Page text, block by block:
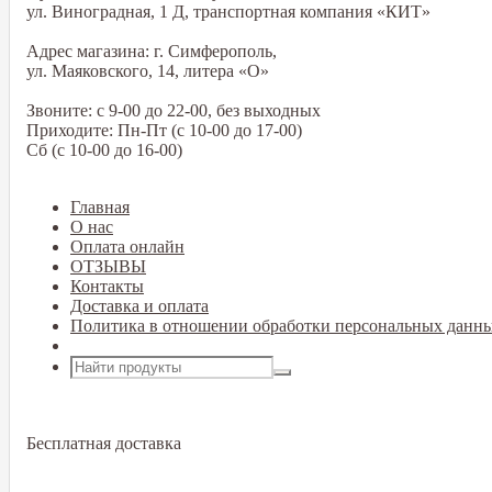
ул. Виноградная, 1 Д, транспортная компания «КИТ»
Адрес магазина: г. Симферополь,
ул. Маяковского, 14, литера «О»
Звоните: с 9-00 до 22-00, без выходных
Приходите: Пн-Пт (с 10-00 до 17-00)
Сб (с 10-00 до 16-00)
Главная
О нас
Оплата онлайн
ОТЗЫВЫ
Контакты
Доставка и оплата
Политика в отношении обработки персональных
Бесплатная доставка